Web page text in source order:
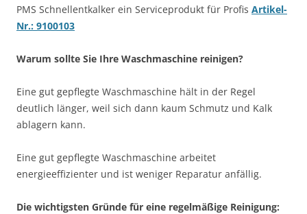
PMS Schnellentkalker ein Serviceprodukt für Profis Artikel-
Nr.: 9100103
Warum sollte Sie Ihre Waschmaschine reinigen?
Eine gut gepflegte Waschmaschine hält in der Regel
deutlich länger, weil sich dann kaum Schmutz und Kalk
ablagern kann.
Eine gut gepflegte Waschmaschine arbeitet
energieeffizienter und ist weniger Reparatur anfällig.
Die wichtigsten Gründe für eine regelmäßige Reinigung: